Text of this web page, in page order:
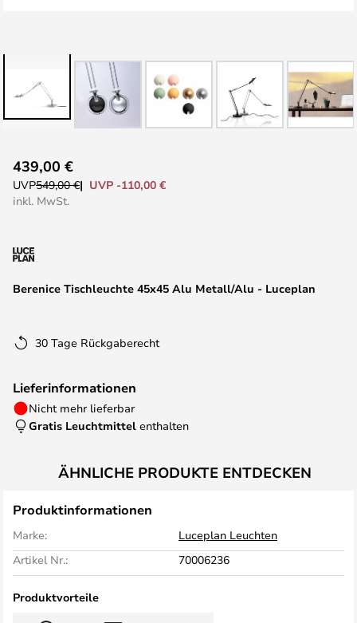
Anfang
der
Berenice Tischleuchte 45x45 Alu Metall/Alu - Luceplan
439,00 €
UVP549,00 €
UVP -110,00 €
inkl. MwSt.
30 Tage Rückgaberecht
Lieferinformationen
Nicht mehr lieferbar
Gratis Leuchtmittel enthalten
ÄHNLICHE PRODUKTE ENTDECKEN
Produktinformationen
Marke:
Luceplan Leuchten
Artikel Nr.:
70006236
Produktvorteile